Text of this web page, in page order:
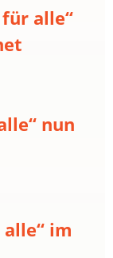
alle“
nun
im